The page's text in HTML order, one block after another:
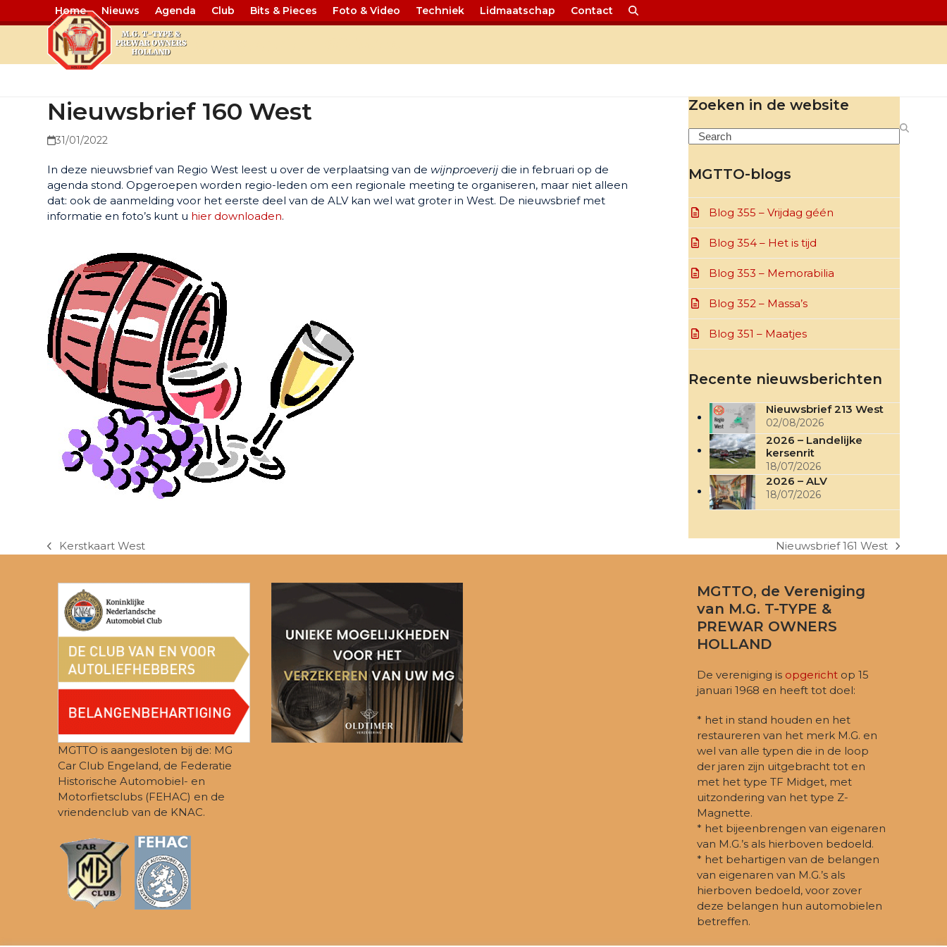
Home Nieuws Agenda Club Bits & Pieces Foto & Video Techniek Lidmaatschap Contact
Nieuwsbrief 160 West
31/01/2022
In deze nieuwsbrief van Regio West leest u over de verplaatsing van de wijnproeverij die in februari op de
agenda stond. Opgeroepen worden regio-leden om een regionale meeting te organiseren, maar niet alleen
dat: ook de aanmelding voor het eerste deel van de ALV kan wel wat groter in West. De nieuwsbrief met
informatie en foto’s kunt u hier downloaden.
Zoeken in de website
Search
MGTTO-blogs
Blog 355 – Vrijdag géén
Blog 354 – Het is tijd
Blog 353 – Memorabilia
Blog 352 – Massa’s
Blog 351 – Maatjes
Recente nieuwsberichten
Nieuwsbrief 213 West
02/08/2026
2026 – Landelijke
kersenrit
18/07/2026
2026 – ALV
18/07/2026
previous
Kerstkaart West
next
Nieuwsbrief 161 West
MGTTO is aangesloten bij de: MG
Car Club Engeland, de Federatie
Historische Automobiel- en
Motorfietsclubs (FEHAC) en de
vriendenclub van de KNAC.
MGTTO, de Vereniging
van M.G. T-TYPE &
PREWAR OWNERS
HOLLAND
De vereniging is opgericht op 15
januari 1968 en heeft tot doel:
* het in stand houden en het
restaureren van het merk M.G. en
wel van alle typen die in de loop
der jaren zijn uitgebracht tot en
met het type TF Midget, met
uitzondering van het type Z-
Magnette.
* het bijeenbrengen van eigenaren
van M.G.’s als hierboven bedoeld.
* het behartigen van de belangen
van eigenaren van M.G.’s als
hierboven bedoeld, voor zover
deze belangen hun automobielen
betreffen.